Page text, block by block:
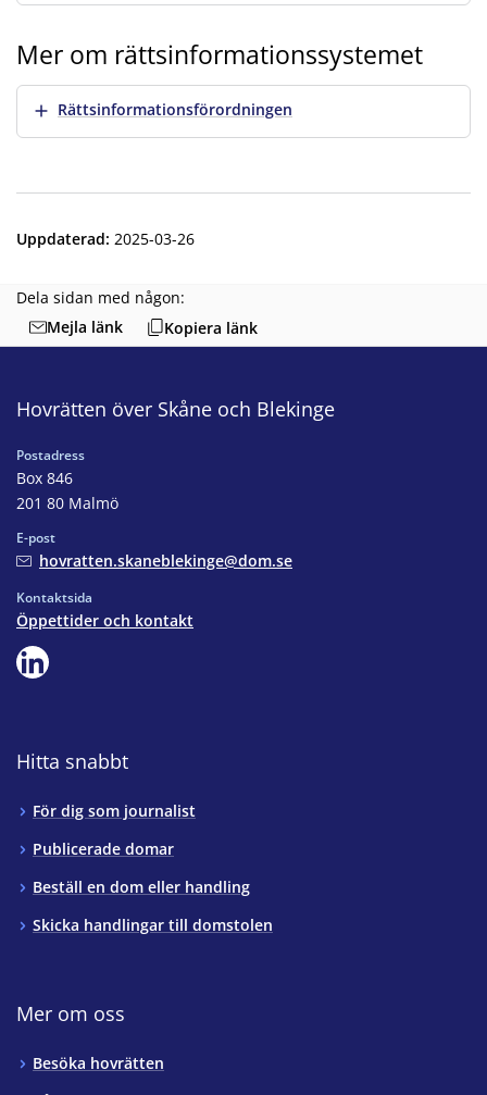
Mer om rättsinformationssystemet
Visa merRättsinformationsförordningen
Uppdaterad: 2025-03-26
Dela sidan med någon:
Mejla länk
Kopiera länk
Hovrätten över Skåne och Blekinge
Postadress
Box 846
201 80 Malmö
E-post
hovratten.skaneblekinge@dom.se
Kontaktsida
Öppettider och kontakt
Hitta snabbt
För dig som journalist
Publicerade domar
Beställ en dom eller handling
Skicka handlingar till domstolen
Mer om oss
Besöka hovrätten